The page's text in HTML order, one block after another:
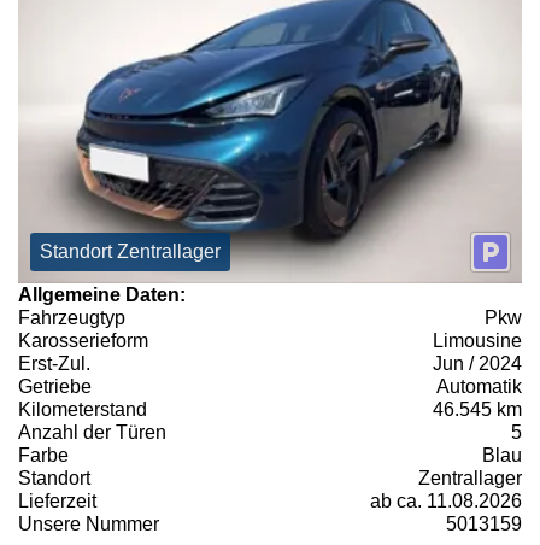
Standort Zentrallager
Allgemeine Daten:
Fahrzeugtyp
Pkw
Karosserieform
Limousine
Erst-Zul.
Jun / 2024
Getriebe
Automatik
Kilometerstand
46.545 km
Anzahl der Türen
5
Farbe
Blau
Standort
Zentrallager
Lieferzeit
ab ca. 11.08.2026
Unsere Nummer
5013159